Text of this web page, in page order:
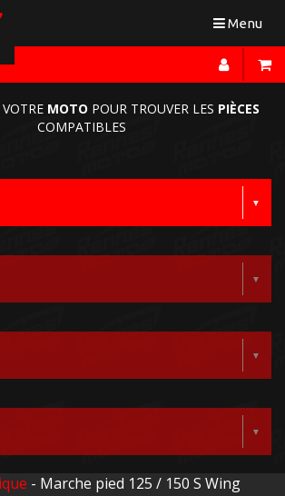
Toggle
Menu
MOTO POUR TROUVER LES PIÈCES
COMPATIBLES
- Marche pied 125 / 150 S Wing